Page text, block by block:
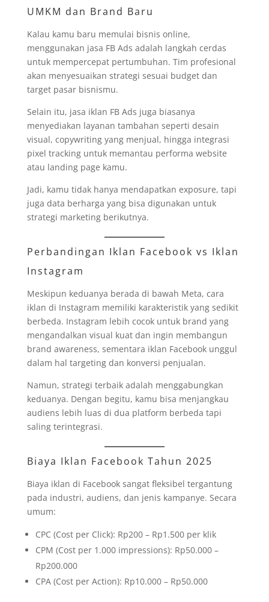
UMKM dan Brand Baru
Kalau kamu baru memulai bisnis online,
menggunakan jasa FB Ads adalah langkah cerdas
untuk mempercepat pertumbuhan. Tim profesional
akan menyesuaikan strategi sesuai budget dan
target pasar bisnismu.
Selain itu, jasa iklan FB Ads juga biasanya
menyediakan layanan tambahan seperti desain
visual, copywriting yang menjual, hingga integrasi
pixel tracking untuk memantau performa website
atau landing page kamu.
Jadi, kamu tidak hanya mendapatkan exposure, tapi
juga data berharga yang bisa digunakan untuk
strategi marketing berikutnya.
Perbandingan Iklan Facebook vs Iklan
Instagram
Meskipun keduanya berada di bawah Meta, cara
iklan di Instagram memiliki karakteristik yang sedikit
berbeda. Instagram lebih cocok untuk brand yang
mengandalkan visual kuat dan ingin membangun
brand awareness, sementara iklan Facebook unggul
dalam hal targeting dan konversi penjualan.
Namun, strategi terbaik adalah menggabungkan
keduanya. Dengan begitu, kamu bisa menjangkau
audiens lebih luas di dua platform berbeda tapi
saling terintegrasi.
Biaya Iklan Facebook Tahun 2025
Biaya iklan di Facebook sangat fleksibel tergantung
pada industri, audiens, dan jenis kampanye. Secara
umum:
CPC (Cost per Click): Rp200 – Rp1.500 per klik
CPM (Cost per 1.000 impressions): Rp50.000 –
Rp200.000
CPA (Cost per Action): Rp10.000 – Rp50.000